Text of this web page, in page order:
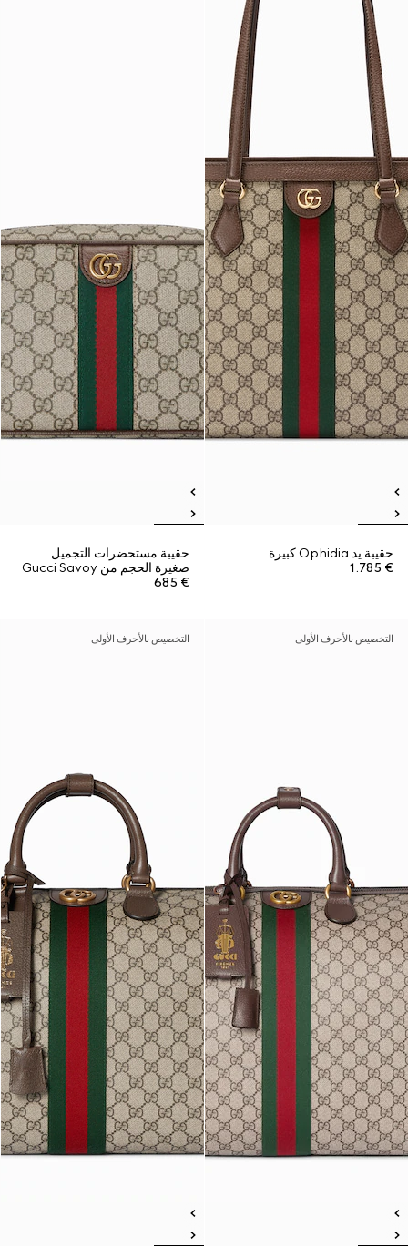
حقيبة يد Ophidia كبيرة
€ 1.785
حقيبة مستحضرات التجميل
صغيرة الحجم من Gucci Savoy
€ 685
التخصيص بالأحرف الأولى التخصيص بالأحرف الأولى